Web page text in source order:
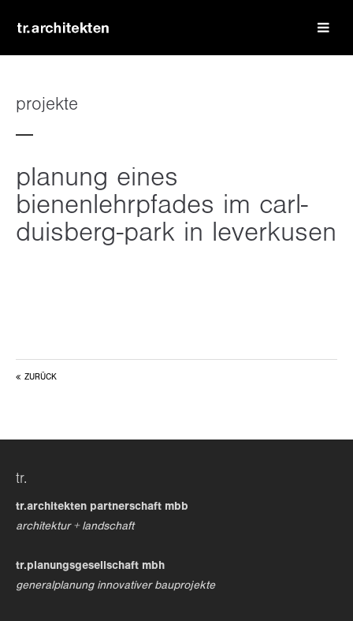
passwort
get in touch
376-293 city road, suite 600
san francisco, ca 94102
projekte
planung eines
bienenlehrpfades im carl-
duisberg-park in leverkusen
ZURÜCK
tr.
tr.architekten partnerschaft mbb
architektur + landschaft
tr.planungsgesellschaft mbh
generalplanung innovativer bauprojekte